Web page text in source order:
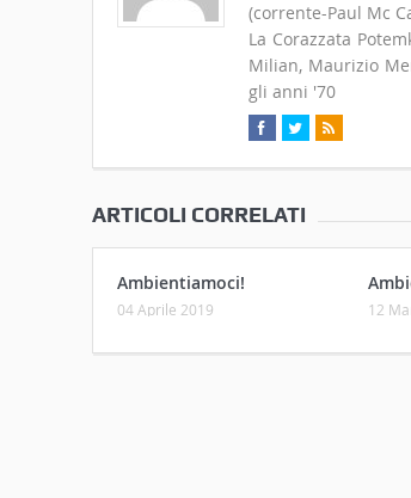
(corrente-Paul Mc
La Corazzata
Milian, Maurizio
gli anni '70
ARTICOLI CORRELATI
Ambientiamoci!
04 Aprile 2019 12